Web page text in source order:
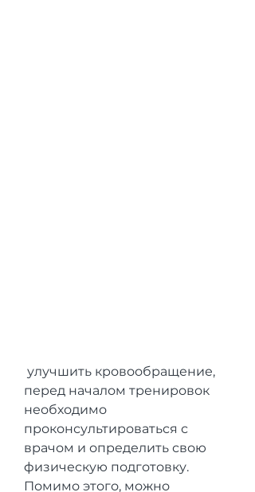
перед началом тренировок
необходимо
проконсультироваться с
врачом и определить свою
физическую подготовку.
Помимо этого, можно